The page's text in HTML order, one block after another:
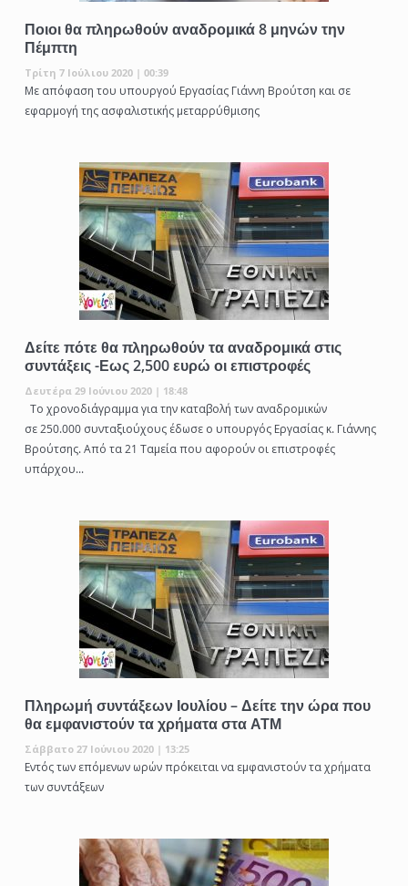
Ποιοι θα πληρωθούν αναδρομικά 8 μηνών την
Πέμπτη
Τρίτη 7 Ιούλιου 2020 | 00:39
Με απόφαση του υπουργού Εργασίας Γιάννη Βρούτση και σε
εφαρμογή της ασφαλιστικής μεταρρύθμισης
Δείτε πότε θα πληρωθούν τα αναδρομικά στις
συντάξεις -Εως 2,500 ευρώ οι επιστροφές
Δευτέρα 29 Ιούνιου 2020 | 18:48
Το χρονοδιάγραμμα για την καταβολή των αναδρομικών
σε 250.000 συνταξιούχους έδωσε ο υπουργός Εργασίας κ. Γιάννης
Βρούτσης. Από τα 21 Ταμεία που αφορούν οι επιστροφές
υπάρχου...
Πληρωμή συντάξεων Ιουλίου – Δείτε την ώρα που
θα εμφανιστούν τα χρήματα στα ΑΤΜ
Σάββατο 27 Ιούνιου 2020 | 13:25
Εντός των επόμενων ωρών πρόκειται να εμφανιστούν τα χρήματα
των συντάξεων